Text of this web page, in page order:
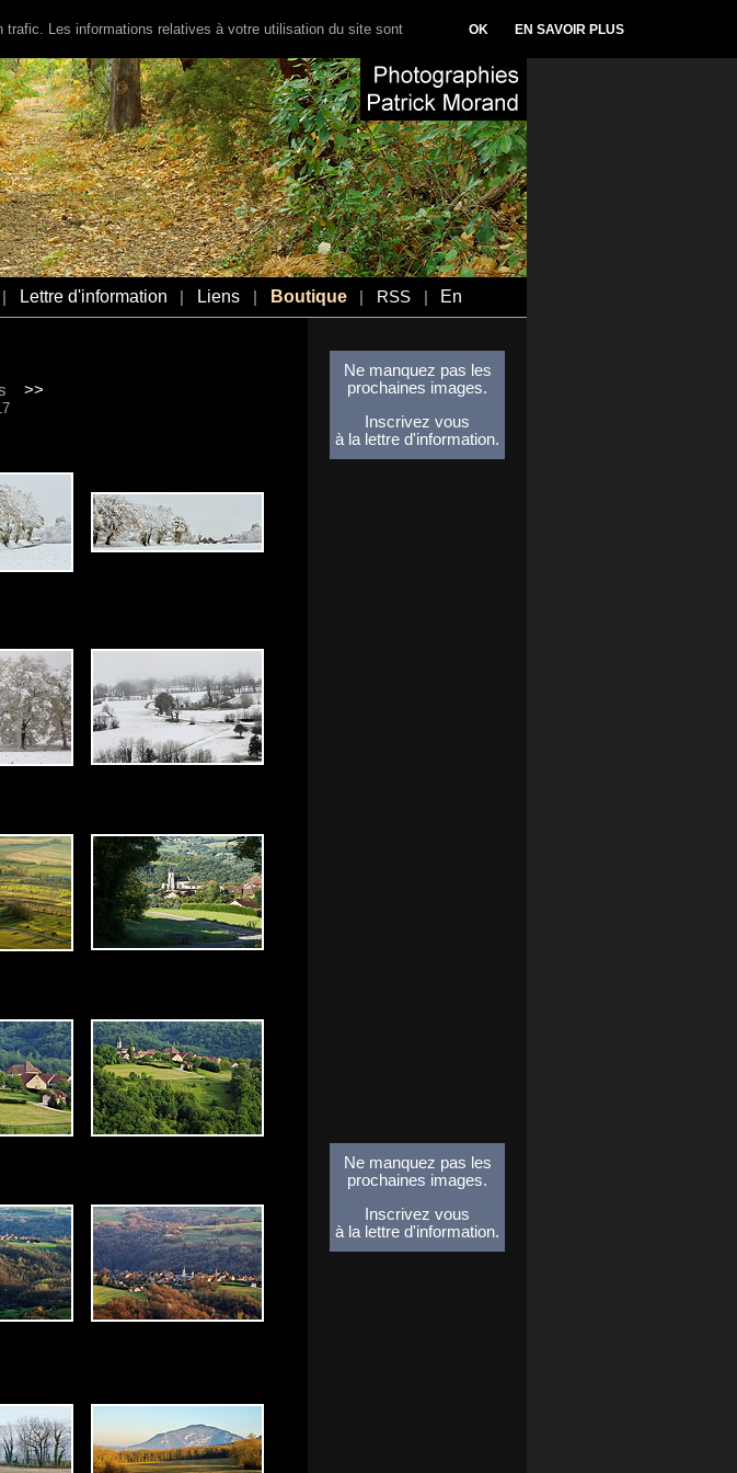
Lettre d'information Liens Boutique RSS En
>>
Ne manquez pas les
prochaines images.
Inscrivez vous
à la lettre d'information.
Ne manquez pas les
prochaines images.
Inscrivez vous
à la lettre d'information.
Les informations relatives à votre utilisation du site sont
OK EN SAVOIR PLUS